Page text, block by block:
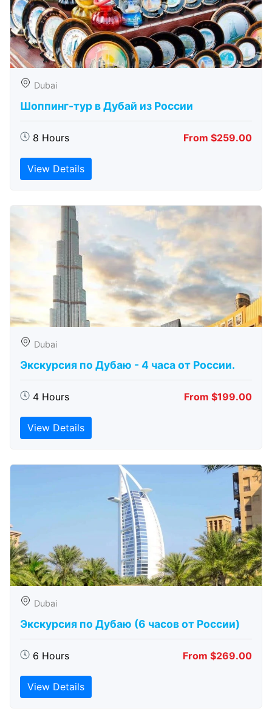
Dubai
Шоппинг-тур в Дубай из России
8 Hours From $259.00
View Details
Dubai
Экскурсия по Дубаю - 4 часа от России.
4 Hours From $199.00
View Details
Dubai
Экскурсия по Дубаю (6 часов от России)
6 Hours From $269.00
View Details